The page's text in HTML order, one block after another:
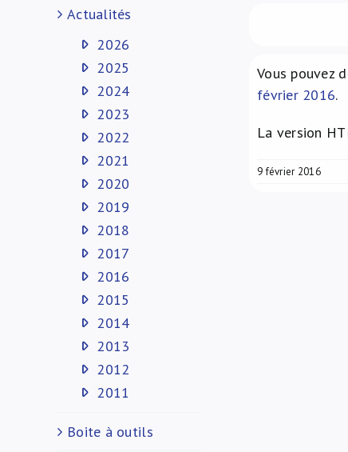
Vous pouvez
février 2016.
La version
9 février 2016
Actualités
2026
2025
2024
2023
2022
2021
2020
2019
2018
2017
2016
2015
2014
2013
2012
2011
Boite à outils